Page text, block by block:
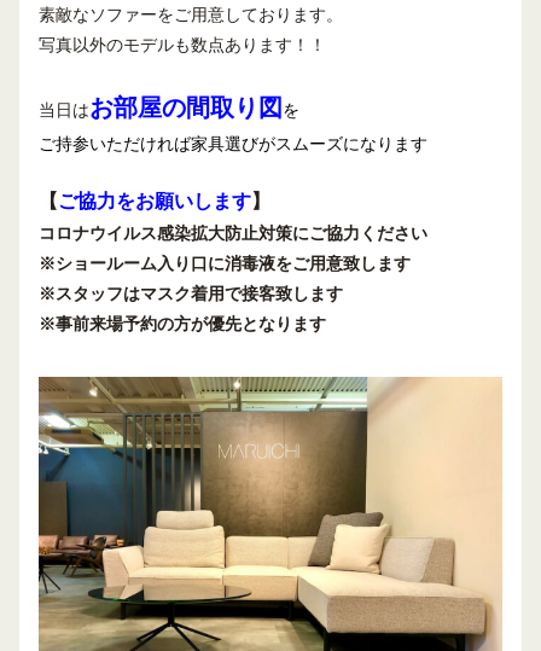
素敵なソファーをご用意しております。
写真以外のモデルも数点あります！！
当日はお部屋の間取り図 を
ご持参いただければ家具選びがスムーズになります
【ご協力をお願いします】
コロナウイルス感染拡大防止対策にご協力ください
※ショールーム入り口に消毒液をご用意致します
※スタッフはマスク着用で接客致します
※事前来場予約の方が優先となります